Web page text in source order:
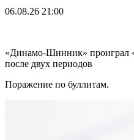
06.08.26 21:00
«Динамо-Шинник» проиграл
после двух периодов
Поражение по буллитам.